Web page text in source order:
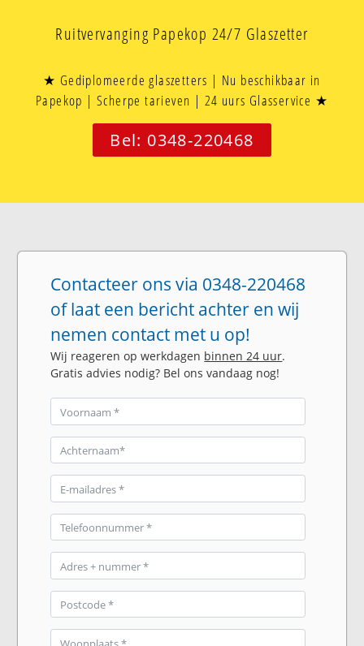
Ruitvervanging Papekop 24/7 Glaszetter
★ Gediplomeerde glaszetters | Nu beschikbaar in
Papekop | Scherpe tarieven | 24 uurs Glasservice ★
Bel: 0348-220468
Contacteer ons via 0348-220468
of laat een bericht achter en wij
nemen contact met u op!
Wij reageren op werkdagen binnen 24 uur.
Gratis advies nodig? Bel ons vandaag nog!